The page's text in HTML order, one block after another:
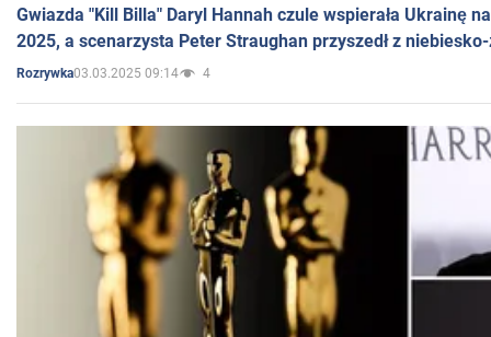
Gwiazda "Kill Billa" Daryl Hannah czule wspierała Ukrainę
2025, a scenarzysta Peter Straughan przyszedł z
Rozrywka03.03.2025 09:14 4